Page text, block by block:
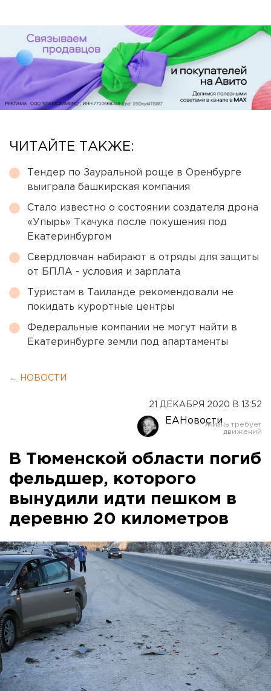
ЧИТАЙТЕ ТАКЖЕ:
Тендер по Зауральной роще в Оренбурге
выиграла башкирская компания
Стало известно о состоянии создателя дрона
«Упырь» Ткачука после покушения под
Екатеринбургом
Свердловчан набирают в отряды для защиты
от БПЛА - условия и зарплата
Туристам в Таиланде рекомендовали не
покидать курортные центры
Федеральные компании не могут найти в
Екатеринбурге земли под апартаменты
← НОВОСТИ
21 ДЕКАБРЯ 2020 В 13:52
ЕАНовости
В Тюменской области погиб
фельдшер, которого
вынудили идти пешком в
деревню 20 километров